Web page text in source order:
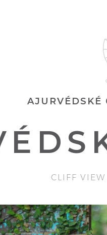
AJURVÉDSKÉ
CLIFF